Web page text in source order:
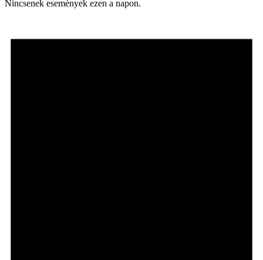
Nincsenek események ezen a napon.